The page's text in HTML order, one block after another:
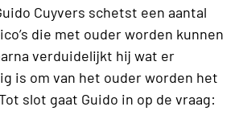
Cuyvers schetst een aantal
die met ouder worden kunnen
verduidelijkt hij wat er
is om van het ouder worden het
slot gaat Guido in op de vraag: